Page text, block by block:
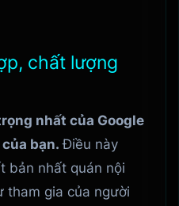
chất lượng
nhất của Google
của bạn.Điều này
bản nhất quán nội
tham gia của người